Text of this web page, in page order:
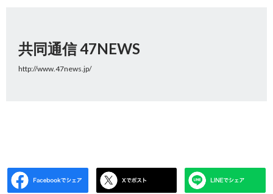
共同通信 47NEWS
http://www.47news.jp/